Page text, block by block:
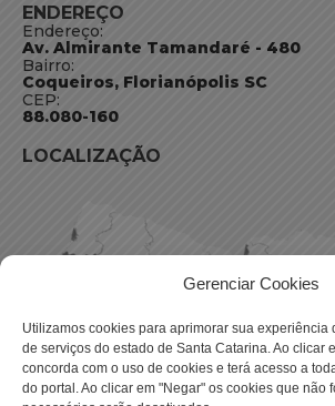
Gerenciar Cookies
Utilizamos cookies para aprimorar sua experiência
de serviços do estado de Santa Catarina. Ao clicar
concorda com o uso de cookies e terá acesso a
do portal. Ao clicar em "Negar" os cookies que não
ENDEREÇO
Endereço:
Av. Almirante Tamandaré - 480
Bairro:
Coqueiros, Florianópolis SC
CEP:
88.080-160
LOCALIZAÇÃO